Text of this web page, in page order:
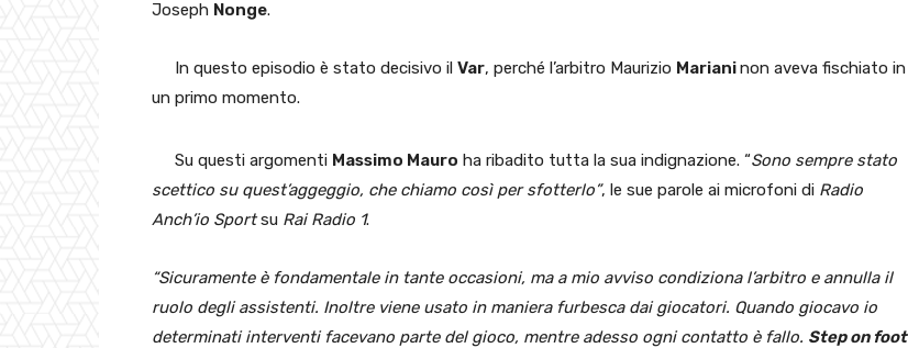
Joseph Nonge.
In questo episodio è stato decisivo il Var, perché l’arbitro Maurizio Marianinon aveva fischiato in
un primo momento.
Su questi argomenti Massimo Mauro ha ribadito tutta la sua indignazione. “Sono sempre stato
scettico su quest’aggeggio, che chiamo così per sfotterlo”, le sue parole ai microfoni di Radio
Anch’io Sportsu Rai Radio 1.
“Sicuramente è fondamentale in tante occasioni, ma a mio avviso condiziona l’arbitro e annulla il
ruolo degli assistenti. Inoltre viene usato in maniera furbesca dai giocatori. Quando giocavo io
determinati interventi facevano parte del gioco, mentre adesso ogni contatto è fallo. Step on foot